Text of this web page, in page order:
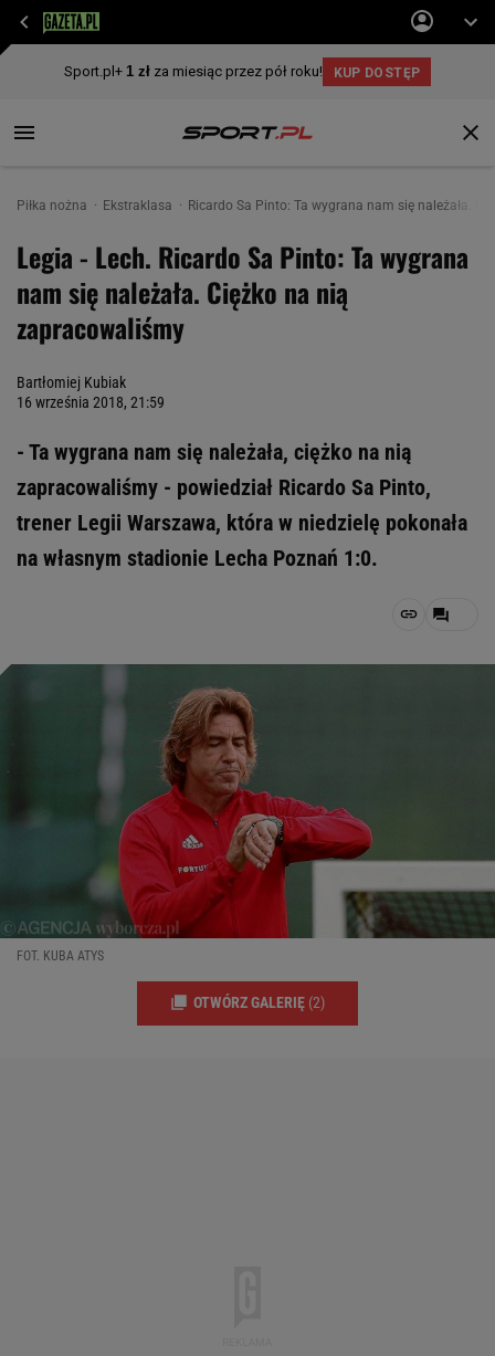
Piłka nożna Ekstraklasa Ricardo Sa Pinto: Ta wygrana nam się należała.
Legia - Lech. Ricardo Sa Pinto: Ta wygrana
nam się należała. Ciężko na nią
zapracowaliśmy
Bartłomiej Kubiak
16 września 2018, 21:59
- Ta wygrana nam się należała, ciężko na nią
zapracowaliśmy - powiedział Ricardo Sa Pinto,
trener Legii Warszawa, która w niedzielę pokonała
na własnym stadionie Lecha Poznań 1:0.
FOT. KUBA ATYS
OTWÓRZ GALERIĘ (2)